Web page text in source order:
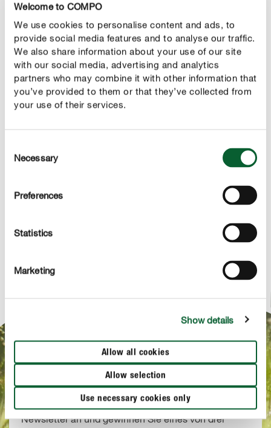
Welcome to COMPO
We use cookies to personalise content and ads, to
provide social media features and to analyse our traffic.
We also share information about your use of our site
with our social media, advertising and analytics
partners who may combine it with other information that
you’ve provided to them or that they’ve collected from
your use of their services.
Selection
Necessary
Preferences
Statistics
Marketing
Show details
Allow all cookies
Allow selection
Use necessary cookies only
Naturprodukt aus entrindetem Eichenholz
zuverlässiger Schutz vor Austrocknung und Unkraut
Folie besteht aus > 80 % PCR-Kunststoffrezyklat mit
Blauem Engel
NEWSLETTERANMELDUNG
Bis zum 15.08.2026 Newsletter abonnieren
und gewinnen!
Melden Sie sich jetzt mit wenigen Klicks zu unserem
Newsletter an und gewinnen Sie eines von drei